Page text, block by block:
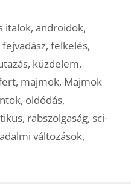
italok,androidok,
fejvadász, felkelés,
, küzdelem,
, majmok, Majmok
, oldódás,
, rabszolgaság, sci-
változások,